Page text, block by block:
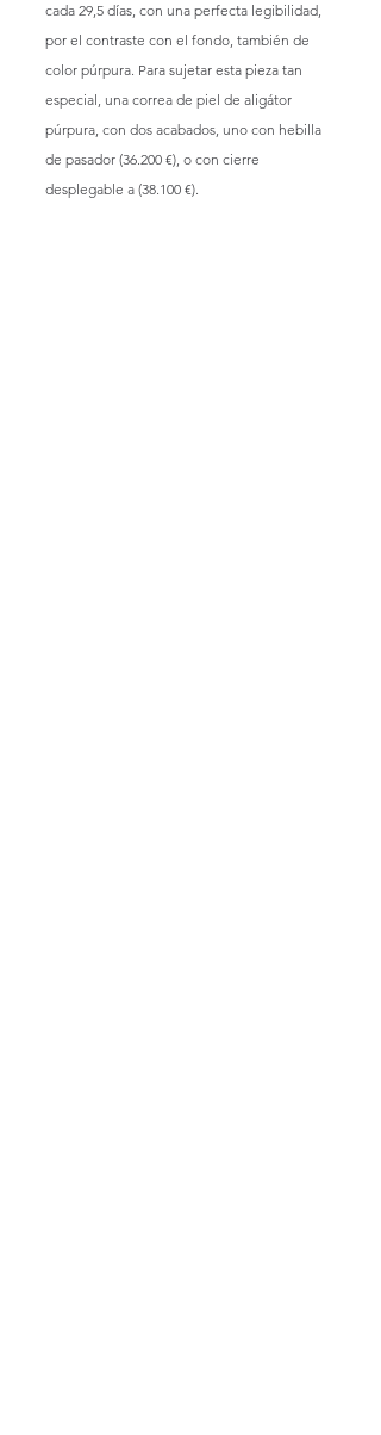
cada 29,5 días, con una perfecta legibilidad,
por el contraste con el fondo, también de
color púrpura. Para sujetar esta pieza tan
especial, una correa de piel de aligátor
púrpura, con dos acabados, uno con hebilla
de pasador (36.200 €), o con cierre
desplegable a (38.100 €).